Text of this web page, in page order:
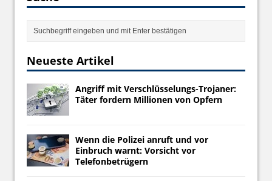
Neueste Artikel
Angriff mit Verschlüsselungs-Trojaner:
Täter fordern Millionen von Opfern
Wenn die Polizei anruft und vor
Einbruch warnt: Vorsicht vor
Telefonbetrügern